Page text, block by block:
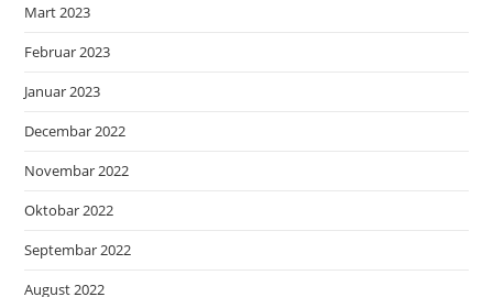
Mart 2023
Februar 2023
Januar 2023
Decembar 2022
Novembar 2022
Oktobar 2022
Septembar 2022
August 2022